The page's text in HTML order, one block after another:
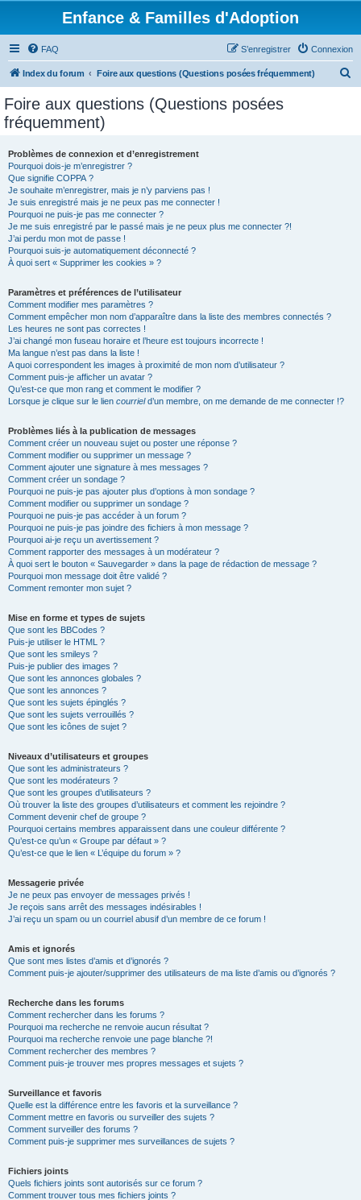
Enfance & Familles d'Adoption
FAQ Connexion
S’enregistrer
Index du forum Foire aux questions (Questions posées fréquemment)
Foire aux questions (Questions posées
fréquemment)
Problèmes de connexion et d’enregistrement
Pourquoi dois-je m’enregistrer ?
Que signifie COPPA ?
Je souhaite m’enregistrer, mais je n’y parviens pas !
Je suis enregistré mais je ne peux pas me connecter !
Pourquoi ne puis-je pas me connecter ?
Je me suis enregistré par le passé mais je ne peux plus me connecter ?!
J’ai perdu mon mot de passe !
Pourquoi suis-je automatiquement déconnecté ?
À quoi sert « Supprimer les cookies » ?
Paramètres et préférences de l’utilisateur
Comment modifier mes paramètres ?
Comment empêcher mon nom d’apparaître dans la liste des membres connectés ?
Les heures ne sont pas correctes !
J’ai changé mon fuseau horaire et l’heure est toujours incorrecte !
Ma langue n’est pas dans la liste !
A quoi correspondent les images à proximité de mon nom d’utilisateur ?
Comment puis-je afficher un avatar ?
Qu’est-ce que mon rang et comment le modifier ?
Lorsque je clique sur le lien courrield’un membre, on me demande de me connecter !?
Problèmes liés à la publication de messages
Comment créer un nouveau sujet ou poster une réponse ?
Comment modifier ou supprimer un message ?
Comment ajouter une signature à mes messages ?
Comment créer un sondage ?
Pourquoi ne puis-je pas ajouter plus d’options à mon sondage ?
Comment modifier ou supprimer un sondage ?
Pourquoi ne puis-je pas accéder à un forum ?
Pourquoi ne puis-je pas joindre des fichiers à mon message ?
Pourquoi ai-je reçu un avertissement ?
Comment rapporter des messages à un modérateur ?
À quoi sert le bouton « Sauvegarder » dans la page de rédaction de message ?
Pourquoi mon message doit être validé ?
Comment remonter mon sujet ?
Mise en forme et types de sujets
Que sont les BBCodes ?
Puis-je utiliser le HTML ?
Que sont les smileys ?
Puis-je publier des images ?
Que sont les annonces globales ?
Que sont les annonces ?
Que sont les sujets épinglés ?
Que sont les sujets verrouillés ?
Que sont les icônes de sujet ?
Niveaux d’utilisateurs et groupes
Que sont les administrateurs ?
Que sont les modérateurs ?
Que sont les groupes d’utilisateurs ?
Où trouver la liste des groupes d’utilisateurs et comment les rejoindre ?
Comment devenir chef de groupe ?
Pourquoi certains membres apparaissent dans une couleur différente ?
Qu’est-ce qu’un « Groupe par défaut » ?
Qu’est-ce que le lien « L’équipe du forum » ?
Messagerie privée
Je ne peux pas envoyer de messages privés !
Je reçois sans arrêt des messages indésirables !
J’ai reçu un spam ou un courriel abusif d’un membre de ce forum !
Amis et ignorés
Que sont mes listes d’amis et d’ignorés ?
Comment puis-je ajouter/supprimer des utilisateurs de ma liste d’amis ou d’ignorés ?
Recherche dans les forums
Comment rechercher dans les forums ?
Pourquoi ma recherche ne renvoie aucun résultat ?
Pourquoi ma recherche renvoie une page blanche ?!
Comment rechercher des membres ?
Comment puis-je trouver mes propres messages et sujets ?
Surveillance et favoris
Quelle est la différence entre les favoris et la surveillance ?
Comment mettre en favoris ou surveiller des sujets ?
Comment surveiller des forums ?
Comment puis-je supprimer mes surveillances de sujets ?
Fichiers joints
Quels fichiers joints sont autorisés sur ce forum ?
Comment trouver tous mes fichiers joints ?